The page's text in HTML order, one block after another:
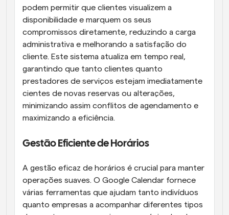
podem permitir que clientes visualizem a
disponibilidade e marquem os seus
compromissos diretamente, reduzindo a carga
administrativa e melhorando a satisfação do
cliente. Este sistema atualiza em tempo real,
garantindo que tanto clientes quanto
prestadores de serviços estejam imediatamente
cientes de novas reservas ou alterações,
minimizando assim conflitos de agendamento e
maximizando a eficiência.
Gestão Eficiente de Horários
A gestão eficaz de horários é crucial para manter
operações suaves. O Google Calendar fornece
várias ferramentas que ajudam tanto indivíduos
quanto empresas a acompanhar diferentes tipos